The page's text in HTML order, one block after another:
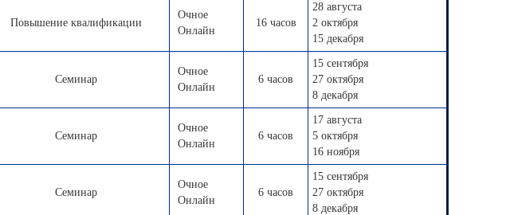
Повышение квалификации
Очное
Онлайн
16 часов
28 августа
2 октября
15 декабря
Семинар
Очное
Онлайн
6 часов
15 сентября
27 октября
8 декабря
Семинар
Очное
Онлайн
6 часов
17 августа
5 октября
16 ноября
Семинар
Очное
Онлайн
6 часов
15 сентября
27 октября
8 декабря